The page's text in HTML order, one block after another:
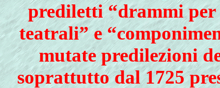
prediletti “drammi per
teatrali” e
mutate predilezioni
soprattutto dal 1725